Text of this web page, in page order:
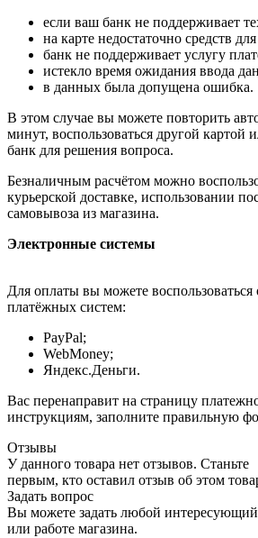
если ваш банк не поддерживает
на карте недостаточно средств
банк не поддерживает услугу
истекло время ожидания ввода
в данных была допущена ошибка.
В этом случае вы можете повторить
минут, воспользоваться другой картой
банк для решения вопроса.
Безналичным расчётом можно
курьерской доставке, использовании
самовывоза из магазина.
Электронные системы
Для оплаты вы можете
платёжных систем:
PayPal;
WebMoney;
Яндекс.Деньги.
Вас перенаправит на страницу
инструкциям, заполните правильную
Отзывы
У данного товара нет отзывов. Станьте
первым, кто оставил отзыв об этом
Задать вопрос
Вы можете задать любой интересующий
или работе магазина.